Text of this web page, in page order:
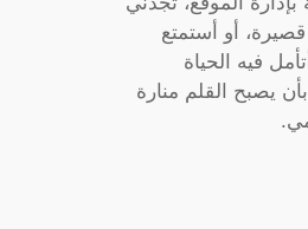
قصيرة، أو أستمتع
فيه الحياة
يصبح القلم منارة